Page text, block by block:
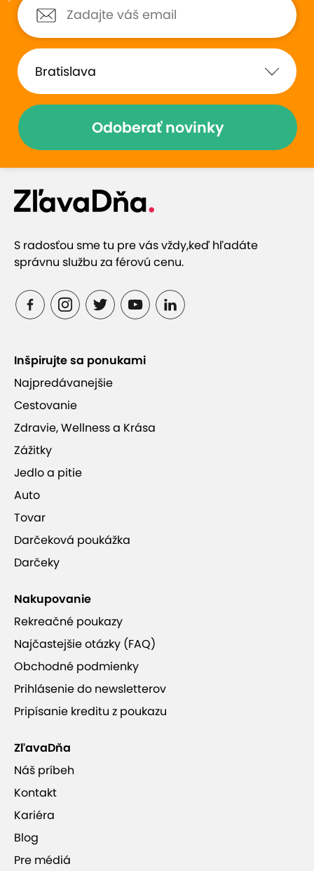
Odoberať novinky
S radosťou sme tu pre vás vždy,keď hľadáte
správnu službu za férovú cenu.
Inšpirujte sa ponukami
Najpredávanejšie
Cestovanie
Zdravie, Wellness a Krása
Zážitky
Jedlo a pitie
Auto
Tovar
Darčeková poukážka
Darčeky
Nakupovanie
Rekreačné poukazy
Najčastejšie otázky (FAQ)
Obchodné podmienky
Prihlásenie do newsletterov
Pripísanie kreditu z poukazu
ZľavaDňa
Náš príbeh
Kontakt
Kariéra
Blog
Pre médiá